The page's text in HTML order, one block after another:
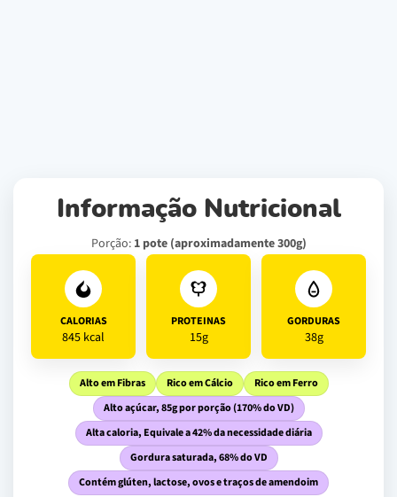
Informação Nutricional
Porção: 1 pote (aproximadamente 300g)
CALORIAS
845 kcal
PROTEINAS
15g
GORDURAS
38g
Alto em Fibras Rico em Cálcio
Rico em Ferro
Alto açúcar, 85g por porção (170% do VD)
Alta caloria, Equivale a 42% da necessidade diária
Gordura saturada, 68% do VD
Contém glúten, lactose, ovos e traços de amendoim